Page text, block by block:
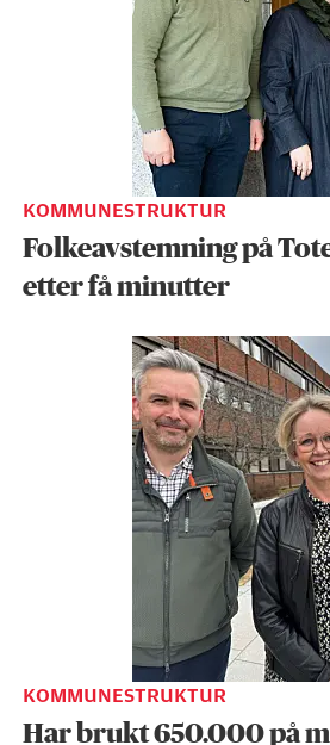
KOMMUNESTRUKTUR
Folkeavstemning på
etter få minutter
KOMMUNESTRUKTUR
Har brukt 650.000 på